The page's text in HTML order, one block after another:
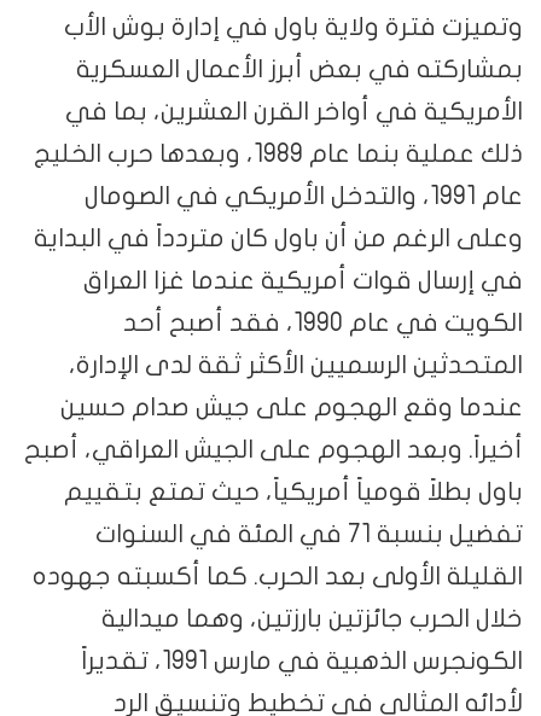
وتميزت فترة ولاية باول في إدارة بوش الأب
بمشاركته في بعض أبرز الأعمال العسكرية
الأمريكية في أواخر القرن العشرين، بما في
ذلك عملية بنما عام 1989، وبعدها حرب الخليج
عام 1991، والتدخل الأمريكي في الصومال
وعلى الرغم من أن باول كان متردداً في البداية
في إرسال قوات أمريكية عندما غزا العراق
الكويت في عام 1990، فقد أصبح أحد
المتحدثين الرسميين الأكثر ثقة لدى الإدارة،
عندما وقع الهجوم على جيش صدام حسين
أخيراً. وبعد الهجوم على الجيش العراقي، أصبح
باول بطلاً قومياً أمريكياً، حيث تمتع بتقييم
تفضيل بنسبة 71 في المئة في السنوات
القليلة الأولى بعد الحرب. كما أكسبته جهوده
خلال الحرب جائزتين بارزتين، وهما ميدالية
الكونجرس الذهبية في مارس 1991، تقديراً
لأدائه المثالي في تخطيط وتنسيق الرد